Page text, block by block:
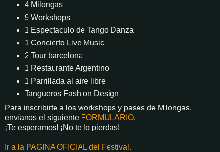
4 Milongas
9 Workshops
1 Espectaculo de Tango Danza
1 Concierto Live Music
2 Tour barcelona
1 Restaurante Argentino
1 Parrillada al aire libre
Tangueros Fashion Design
Para inscribirte a los workshops y pases de Milongas,
envíanos el siguiente FORMULARIO.
¡Te esperamos! ¡No te lo pierdas!
Ir a la PAGINA OFICIAL del Festival.